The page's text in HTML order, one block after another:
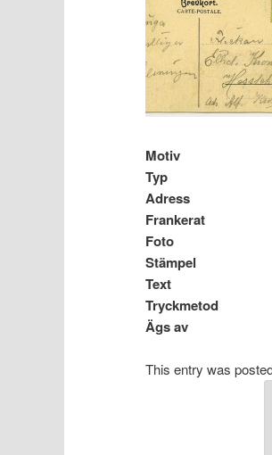
Motiv
Typ
Adress
Frankerat
Foto
Stämpel
Text
Tryckmetod
Ägs av
This entry was